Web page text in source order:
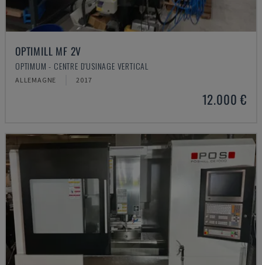
OPTIMILL MF 2V
OPTIMUM - CENTRE D'USINAGE VERTICAL
ALLEMAGNE 2017
12.000 €